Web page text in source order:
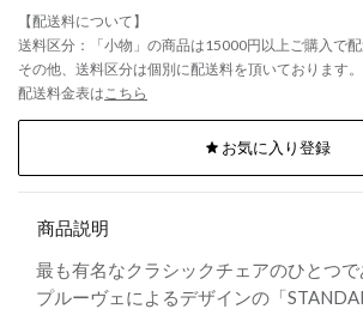
【配送料について】
送料区分：「小物」の商品は15000円以上ご購入で配
その他、送料区分は個別に配送料を頂いております。
配送料金表は こちら
お気に入り登録
商品説明
最も有名なクラシックチェアのひとつで
プルーヴェによるデザインの「